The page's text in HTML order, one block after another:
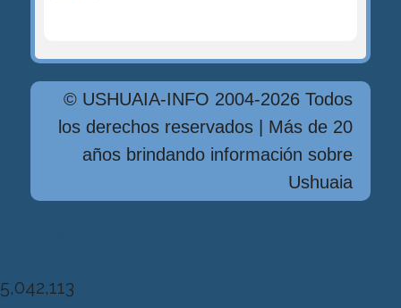
© USHUAIA-INFO 2004-2026 Todos
los derechos reservados | Más de 20
años brindando información sobre
Ushuaia
5,042,113